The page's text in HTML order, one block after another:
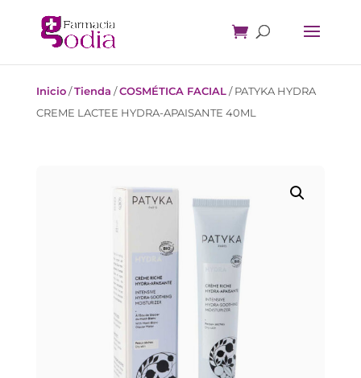
Inicio/Tienda /COSMÉTICA FACIAL/PATYKA HYDRA
CREME LACTEE HYDRA-APAISANTE 40ML